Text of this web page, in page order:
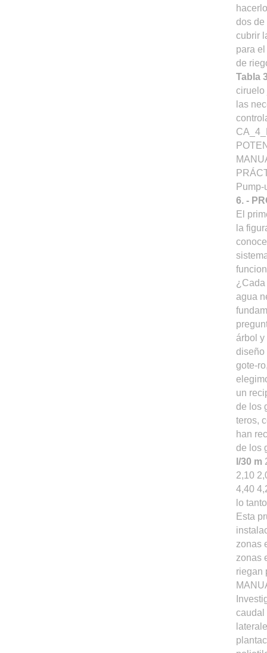
dos de
cubrir
para
de
Tabla
ciruelo
las
Pump-
6. -
El
la
¿Cada
agua
árbol y
diseño
gote-
un
de los
teros,
han
de los
l/30 m
2,10
4,40
lo
Esta
zonas
zonas
riegan
caudal